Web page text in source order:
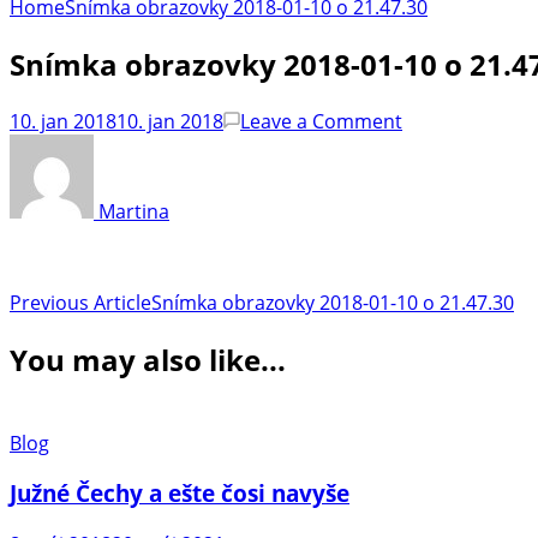
HomeSnímka obrazovky 2018-01-10 o 21.47.30
Snímka obrazovky 2018-01-10 o
10. jan 201810. jan 2018 Leave a Commenton
Martina
Post
Navigation
Previous ArticleSnímka obrazovky 2018-01-10 o 21.47.30
You may also like...
Blog
Južné Čechy a ešte čosi navyše